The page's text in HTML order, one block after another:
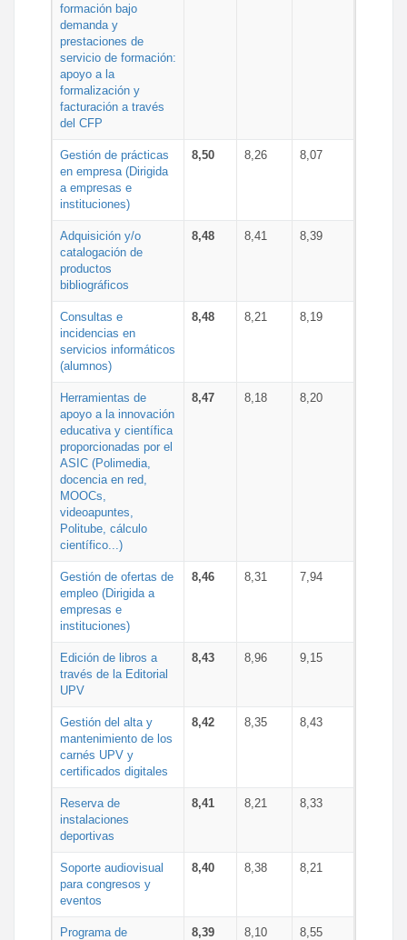
formación bajo
demanda y
prestaciones de
servicio de formación:
apoyo a la
formalización y
facturación a través
del CFP
Gestión de prácticas
en empresa (Dirigida
a empresas e
instituciones)
8,50 8,26 8,07
Adquisición y/o
catalogación de
productos
bibliográficos
8,48 8,41 8,39
Consultas e
incidencias en
servicios informáticos
(alumnos)
8,48 8,21 8,19
Herramientas de
apoyo a la innovación
educativa y científica
proporcionadas por el
ASIC (Polimedia,
docencia en red,
MOOCs,
videoapuntes,
Politube, cálculo
científico...)
8,47 8,18 8,20
Gestión de ofertas de
empleo (Dirigida a
empresas e
instituciones)
8,46 8,31 7,94
Edición de libros a
través de la Editorial
UPV
8,43 8,96 9,15
Gestión del alta y
mantenimiento de los
carnés UPV y
certificados digitales
8,42 8,35 8,43
Reserva de
instalaciones
deportivas
8,41 8,21 8,33
Soporte audiovisual
para congresos y
eventos
8,40 8,38 8,21
Programa de
8,39 8,10 8,55